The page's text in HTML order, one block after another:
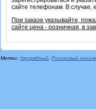
сайте телефонам. В случае,
При заказе указывайте,
сайте цена - розничная, в
Метки: двухрядный Роликовый